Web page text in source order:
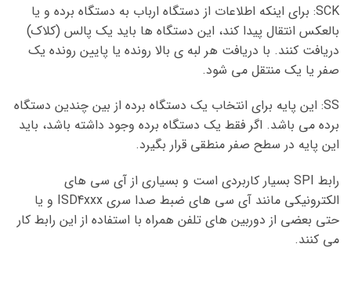
SCK: برای اینکه اطلاعات از دستگاه ارباب به دستگاه برده و یا
بالعکس انتقال پیدا کند، این دستگاه ها باید یک پالس (کلاک)
دریافت کنند. با دریافت هر لبه ی بالا رونده یا پایین رونده یک
صفر یا یک منتقل می شود.
SS: این پایه برای انتخاب یک دستگاه برده از بین چندین دستگاه
برده می باشد. اگر فقط یک دستگاه برده وجود داشته باشد، باید
این پایه در سطح صفر منطقی قرار بگیرد.
رابط SPI بسیار کاربردی است و بسیاری از آی سی های
الکترونیکی مانند آی سی های ضبط صدا سری ISD4xxx و یا
حتی بعضی از دوربین های تلفن همراه با استفاده از این رابط کار
می کنند.